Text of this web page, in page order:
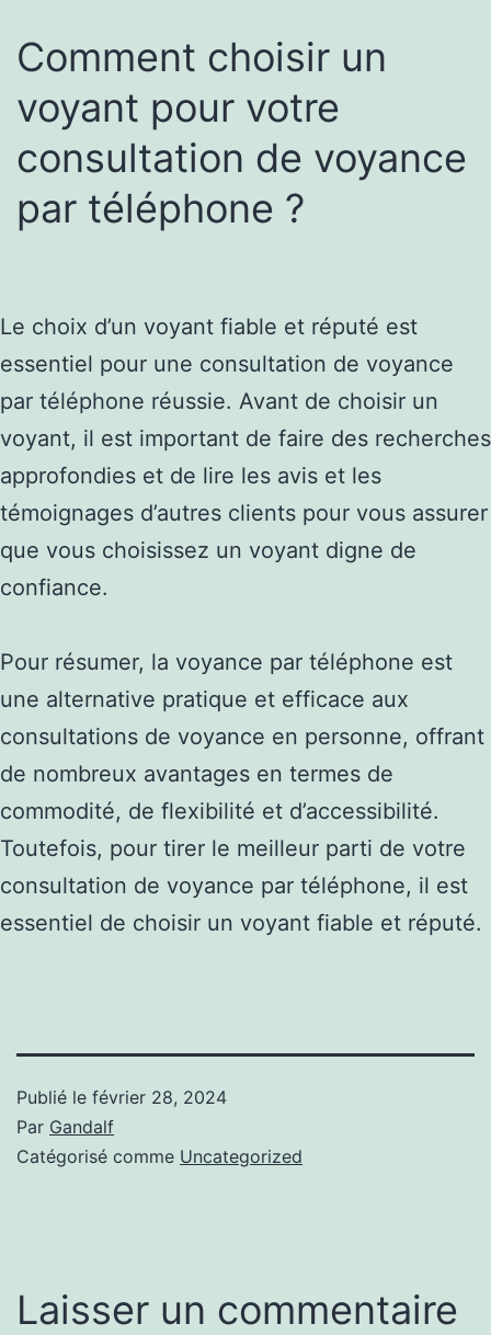
Comment choisir un
voyant pour votre
consultation de voyance
par téléphone ?
Le choix d’un voyant fiable et réputé est
essentiel pour une consultation de voyance
par téléphone réussie. Avant de choisir un
voyant, il est important de faire des recherches
approfondies et de lire les avis et les
témoignages d’autres clients pour vous assurer
que vous choisissez un voyant digne de
confiance.
Pour résumer, la voyance par téléphone est
une alternative pratique et efficace aux
consultations de voyance en personne, offrant
de nombreux avantages en termes de
commodité, de flexibilité et d’accessibilité.
Toutefois, pour tirer le meilleur parti de votre
consultation de voyance par téléphone, il est
essentiel de choisir un voyant fiable et réputé.
Publié le février 28, 2024
Par Gandalf
Catégorisé comme Uncategorized
Laisser un commentaire